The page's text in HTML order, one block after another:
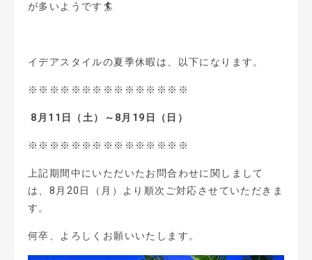
が多いようです🏄
イデアスタイルの夏季休暇は、以下になります。
※※※※※※※※※※※※※※※
8 月 11 日（土）～ 8 月 19 日（日）
※※※※※※※※※※※※※※※
上記期間中にいただいたお問合わせに関しまして
は、 8 月 20 日（月）より順次ご対応させていただきま
す。
何卒、よろしくお願いいたします。